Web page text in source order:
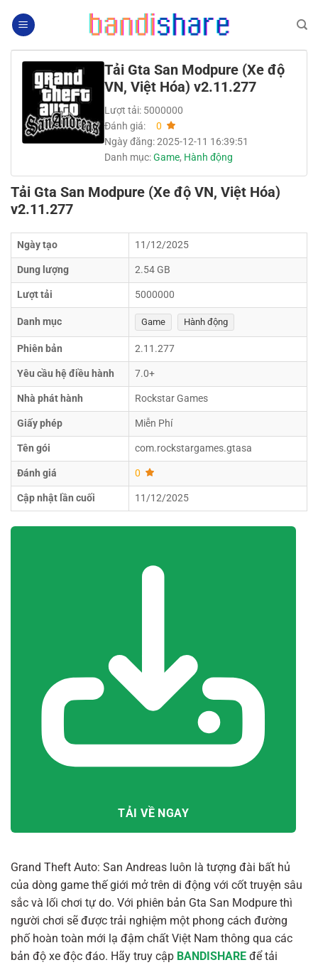
qua
dung
Tải Gta San Modpure (Xe độ
VN, Việt Hóa) v2.11.277
Lượt tải: 5000000
Đánh giá:
0
Ngày đăng: 2025-12-11 16:39:51
Danh mục:Game, Hành động
Tải Gta San Modpure (Xe độ VN, Việt Hóa)
v2.11.277
Ngày tạo 11/12/2025
Dung lượng 2.54 GB
Lượt tải 5000000
Danh mục Game Hành động
Phiên bản 2.11.277
Yêu cầu hệ điều hành 7.0+
Nhà phát hành Rockstar Games
Giấy phép Miễn Phí
Tên gói com.rockstargames.gtasa
Đánh giá 0
Cập nhật lần cuối 11/12/2025
TẢI VỀ NGAY
Grand Theft Auto: San Andreas luôn là tượng đài bất hủ
của dòng game thế giới mở trên di động với cốt truyện sâu
sắc và lối chơi tự do. Với phiên bản Gta San Modpure thì
người chơi sẽ được trải nghiệm một phong cách đường
phố hoàn toàn mới lạ đậm chất Việt Nam thông qua các
bản độ xe độc đáo. Hãy truy cập BANDISHARE để tải